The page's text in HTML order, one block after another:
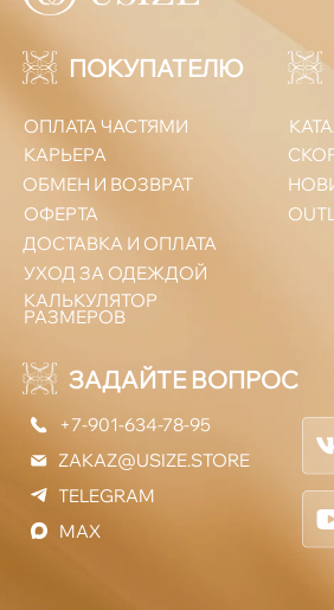
Политика конфиденциальности
ПОДПИСАТЬСЯ
ОГРН 1237800121668
192102, Санкт-Петербург, ул. Грузинская 15